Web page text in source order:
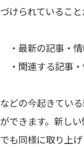
づけられていること
・最新の記事・情
・関連する記事・
などの今起きてい
ができます。新し
でも同様に取り上